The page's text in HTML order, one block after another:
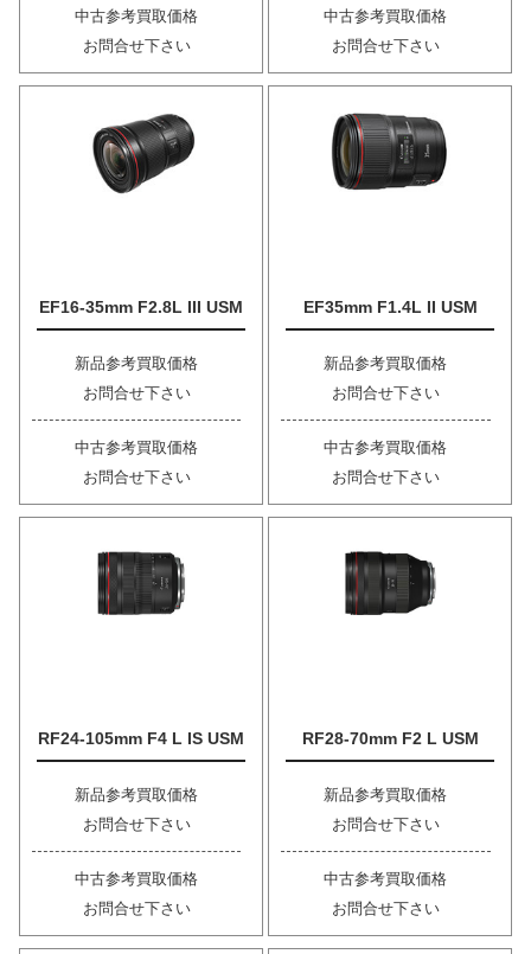
中古参考買取価格
お問合せ下さい
中古参考買取価格
お問合せ下さい
EF16-35mm F2.8L III USM
新品参考買取価格
お問合せ下さい
中古参考買取価格
お問合せ下さい
EF35mm F1.4L II USM
新品参考買取価格
お問合せ下さい
中古参考買取価格
お問合せ下さい
RF24-105mm F4 L IS USM
新品参考買取価格
お問合せ下さい
中古参考買取価格
お問合せ下さい
RF28-70mm F2 L USM
新品参考買取価格
お問合せ下さい
中古参考買取価格
お問合せ下さい